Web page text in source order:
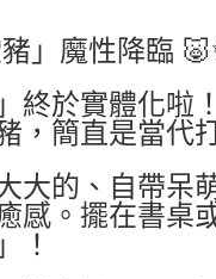
」魔性降臨
終於實體化啦
，簡直是當代
大的、自帶呆
感。擺在書桌
！